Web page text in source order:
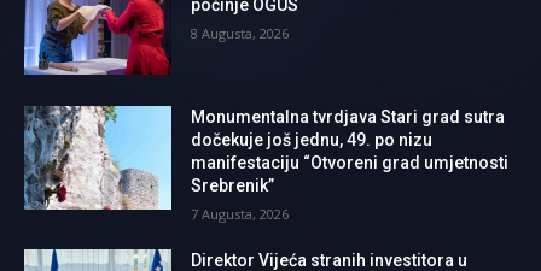
počinje OGUS
8 Augusta, 2026
Monumentalna tvrdjava Stari grad sutra
dočekuje još jednu, 49. po nizu
manifestaciju “Otvoreni grad umjetnosti
Srebrenik”
7 Augusta, 2026
Direktor Vijeća stranih investitora u